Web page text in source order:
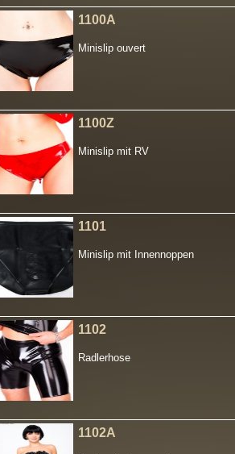
1100A
Minislip ouvert
1100Z
Minislip mit RV
1101
Minislip mit Innennoppen
1102
Radlerhose
1102A